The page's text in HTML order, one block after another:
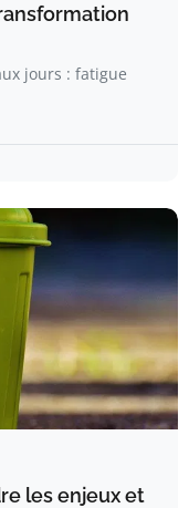
jours : fatigue
les enjeux et